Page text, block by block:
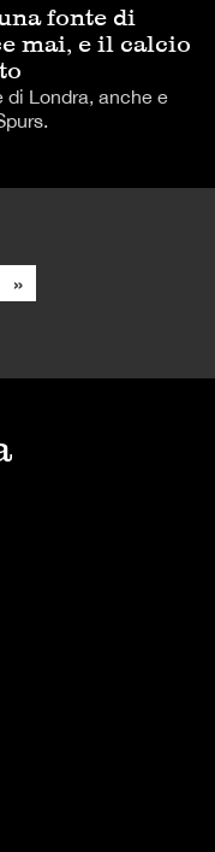
fonte di
mai, e il calcio
Londra, anche e
»